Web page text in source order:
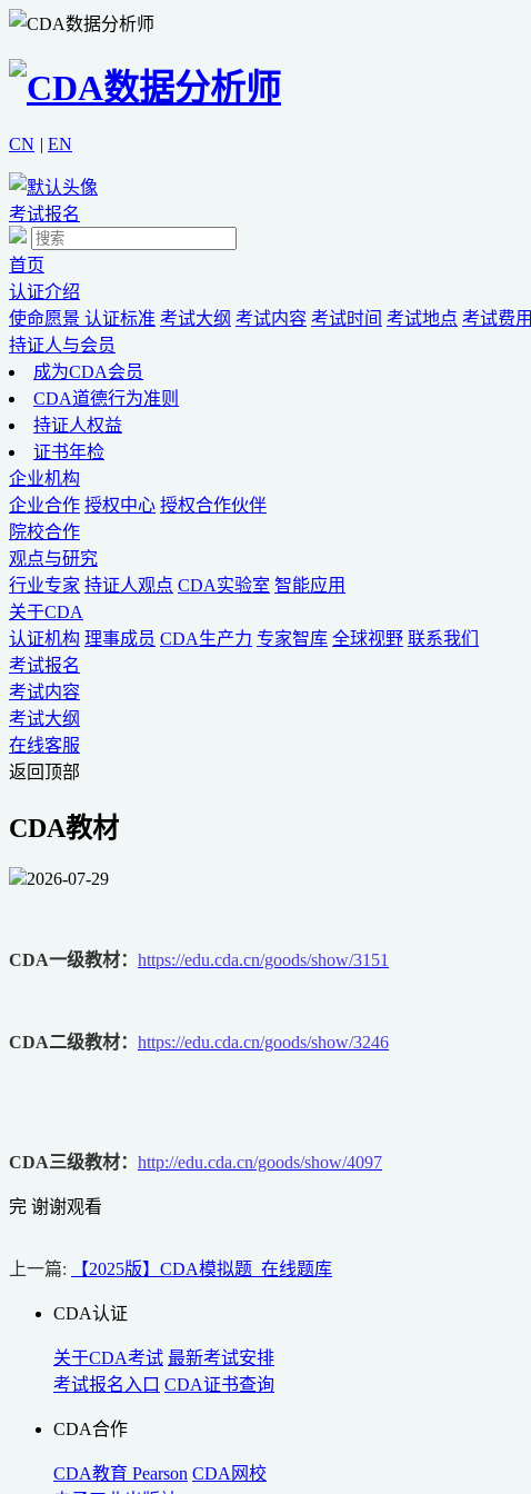
CN | EN
考试报名
首页
认证介绍
使命愿景 认证标准 考试大纲 考试内容 考试时间 考试地点 考试费用
持证人与会员
成为CDA会员
CDA道德行为准则
持证人权益
证书年检
企业机构
企业合作 授权中心 授权合作伙伴
院校合作
观点与研究
行业专家 持证人观点 CDA实验室 智能应用
关于CDA
认证机构 理事成员 CDA生产力 专家智库 全球视野 联系我们
考试报名
考试内容
考试大纲
在线客服
返回顶部
CDA教材
2026-07-29
CDA一级教材： https://edu.cda.cn/goods/show/3151
CDA二级教材： https://edu.cda.cn/goods/show/3246
CDA三级教材： http://edu.cda.cn/goods/show/4097
完 谢谢观看
上一篇: 【2025版】CDA模拟题_在线题库
CDA认证
关于CDA考试 最新考试安排
考试报名入口 CDA证书查询
CDA合作
CDA教育 Pearson CDA网校